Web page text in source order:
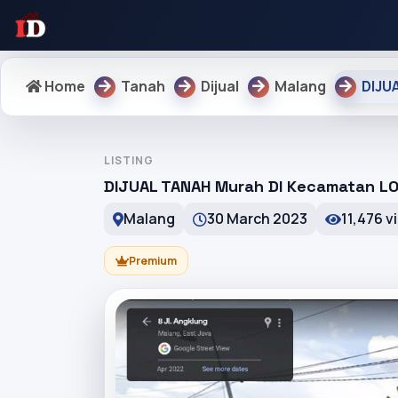
Home Tanah Dijual Malang
LISTING
DIJUAL TANAH Murah DI Kecamatan
Malang 30 March 2023 11,476
Premium